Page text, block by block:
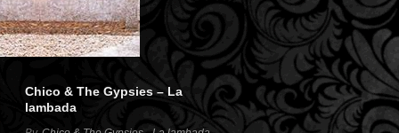
Chico & The Gypsies – La
lambada